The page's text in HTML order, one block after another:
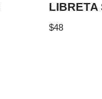
LIBRETA
$48